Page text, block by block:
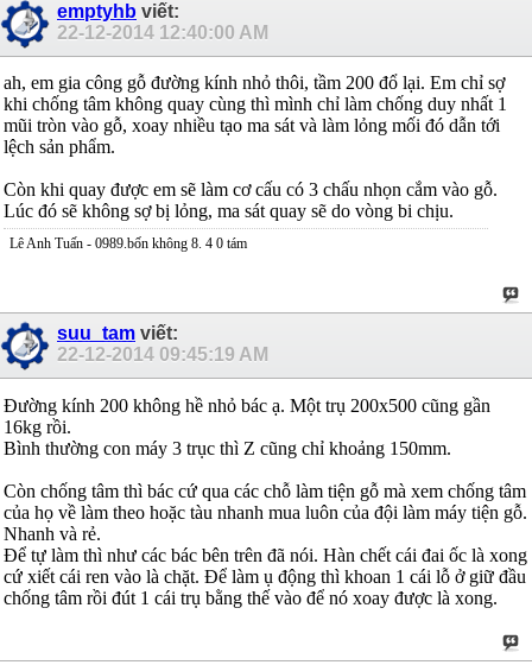
emptyhb viết:
22-12-2014 12:40:00 AM
ah, em gia công gỗ đường kính nhỏ thôi, tầm 200 đổ lại. Em chỉ sợ
khi chống tâm không quay cùng thì mình chỉ làm chống duy nhất 1
mũi tròn vào gỗ, xoay nhiều tạo ma sát và làm lỏng mối đó dẫn tới
lệch sản phẩm.
Còn khi quay được em sẽ làm cơ cấu có 3 chấu nhọn cắm vào gỗ.
Lúc đó sẽ không sợ bị lỏng, ma sát quay sẽ do vòng bi chịu.
Lê Anh Tuấn - 0989.bốn không 8. 4 0 tám
suu_tam viết:
22-12-2014 09:45:19 AM
Đường kính 200 không hề nhỏ bác ạ. Một trụ 200x500 cũng gần
16kg rồi.
Bình thường con máy 3 trục thì Z cũng chỉ khoảng 150mm.
Còn chống tâm thì bác cứ qua các chỗ làm tiện gỗ mà xem chống tâm
của họ về làm theo hoặc tàu nhanh mua luôn của đội làm máy tiện gỗ.
Nhanh và rẻ.
Để tự làm thì như các bác bên trên đã nói. Hàn chết cái đai ốc là xong
cứ xiết cái ren vào là chặt. Để làm ụ động thì khoan 1 cái lỗ ở giữ đầu
chống tâm rồi đút 1 cái trụ bằng thế vào để nó xoay được là xong.